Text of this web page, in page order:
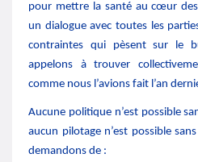
pour mettre la santé au cœur
un dialogue avec toutes les
contraintes qui pèsent sur le
appelons à trouver
comme nous l’avions fait l’an
Aucune politique n’est possible
aucun pilotage n’est possible
demandons de :